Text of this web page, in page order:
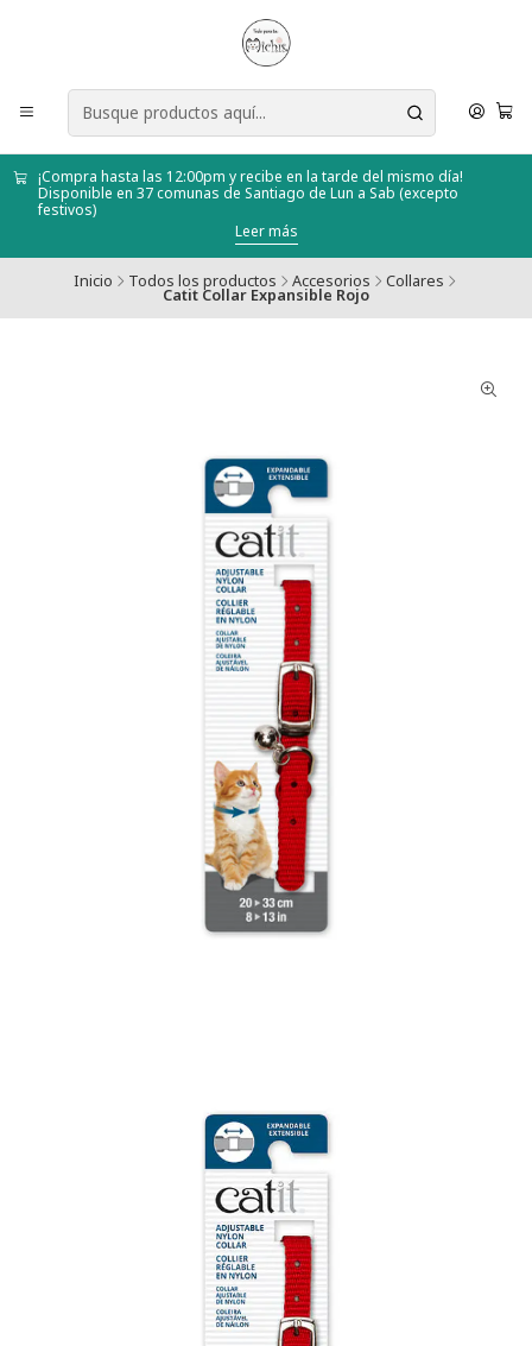
¡Compra hasta las 12:00pm y recibe en la tarde del mismo día!
Disponible en 37 comunas de Santiago de Lun a Sab (excepto
festivos)
Leer más
Inicio Todos los productos Accesorios Collares
Catit Collar Expansible Rojo